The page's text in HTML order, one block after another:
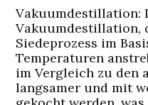
Vakuumdestillation:
Vakuumdestillation,
Siedeprozess im
Temperaturen
im Vergleich zu den
langsamer und mit